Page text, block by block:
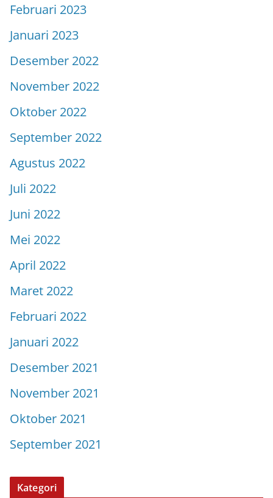
Februari 2023
Januari 2023
Desember 2022
November 2022
Oktober 2022
September 2022
Agustus 2022
Juli 2022
Juni 2022
Mei 2022
April 2022
Maret 2022
Februari 2022
Januari 2022
Desember 2021
November 2021
Oktober 2021
September 2021
Kategori